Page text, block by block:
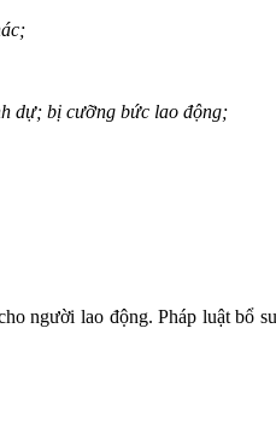
dự; bị cưỡng bức lao động;
người lao động. Pháp luật bổ